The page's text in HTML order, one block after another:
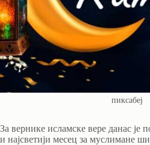
пиксабеј
За вернике исламске вере данас је
и најсветији месец за муслимане